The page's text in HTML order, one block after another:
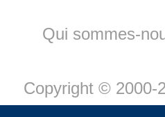
Qui sommes-
Copyright © 2000-